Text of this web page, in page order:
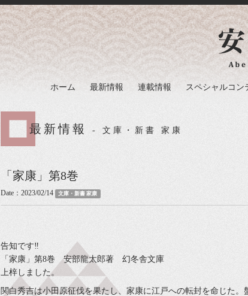
ホーム 最新情報 連載情報 スペシャルコン
最新情報 - 文庫・新書 家康
「家康」第8巻
Date：2023/02/14 文庫・新書 家康
告知です‼
「家康」第8巻 安部龍太郎著 幻冬舎文庫
上梓しました。
関白秀吉は小田原征伐を果たし、家康に江戸への転封を命じた